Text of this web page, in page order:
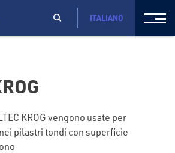
ITALIANO
KROG vengono usate per
pilastri tondi con superficie